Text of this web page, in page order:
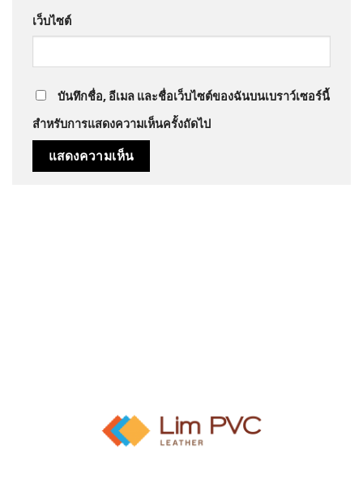
เว็บไซต์
บันทึกชื่อ, อีเมล และชื่อเว็บไซต์ของฉันบนเบราว์เซอร์นี้
สำหรับการแสดงความเห็นครั้งถัดไป